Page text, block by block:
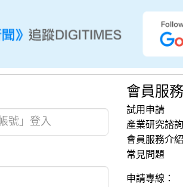
會員服
試用申請
產業研究諮詢
會員服務介紹
常見問題
申請專線：